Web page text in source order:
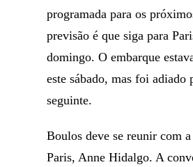
programada para os
previsão é que siga para
domingo. O embarque
este sábado, mas foi adiado
seguinte.
Boulos deve se reunir com
Paris, Anne Hidalgo. A